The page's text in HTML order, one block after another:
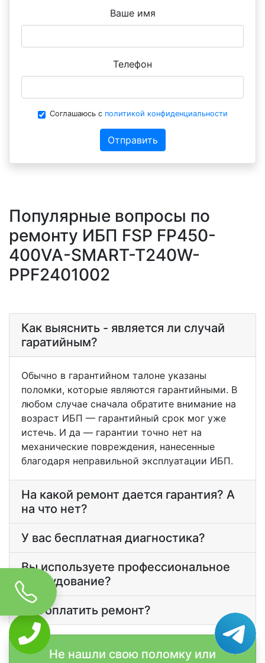
Ваше имя
Телефон
Соглашаюсь с политикой конфиденциальности
Отправить
Популярные вопросы по
ремонту ИБП FSP FP450-
400VA-SMART-T240W-
PPF2401002
Как выяснить - является ли случай
гаратийным?
Обычно в гарантийном талоне указаны
поломки, которые являются гарантийными. В
любом случае сначала обратите внимание на
возраст ИБП — гарантийный срок мог уже
истечь. И да — гарантии точно нет на
механические повреждения, нанесенные
благодаря неправильной эксплуатации ИБП.
На какой ремонт дается гарантия? А
на что нет?
У вас бесплатная диагностика?
Вы используете профессиональное
оборудование?
Как оплатить ремонт?
Не нашли свою поломку или